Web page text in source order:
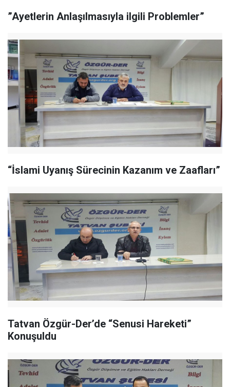
”Ayetlerin Anlaşılmasıyla ilgili Problemler”
“İslami Uyanış Sürecinin Kazanım ve Zaafları”
Tatvan Özgür-Der’de “Senusi Hareketi”
Konuşuldu